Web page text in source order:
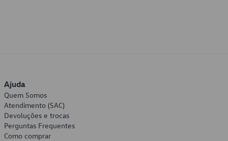
Ajuda
Quem Somos
Atendimento (SAC)
Devoluções e trocas
Perguntas Frequentes
Como comprar